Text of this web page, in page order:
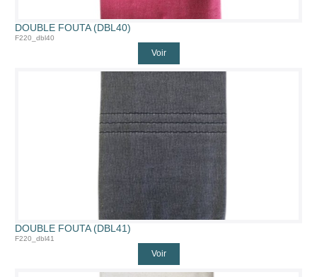
DOUBLE FOUTA (DBL40)
F220_dbl40
Voir
DOUBLE FOUTA (DBL41)
F220_dbl41
Voir